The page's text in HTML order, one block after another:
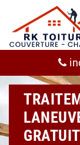
GRATUIT